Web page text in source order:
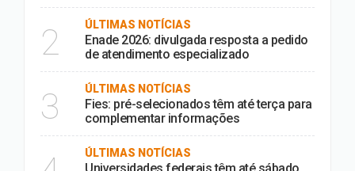
2 ÚLTIMAS NOTÍCIAS
Enade 2026: divulgada resposta a pedido
de atendimento especializado
3 ÚLTIMAS NOTÍCIAS
Fies: pré-selecionados têm até terça para
complementar informações
ÚLTIMAS NOTÍCIAS